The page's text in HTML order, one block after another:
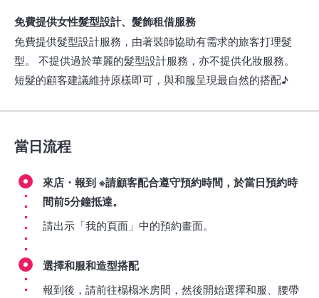
免費提供女性髮型設計、髮飾租借服務
免費提供髮型設計服務，由著裝師協助有需求的旅客打理髮
型。 不提供過於華麗的髮型設計服務，亦不提供化妝服務。
短髮的顧客建議維持原樣即可，與和服呈現最自然的搭配♪
當日流程
來店・報到 ※請顧客配合遵守預約時間，於當日預約時
間前5分鐘抵達。
請出示「我的頁面」中的預約畫面。
選擇和服和造型搭配
報到後，請前往榻榻米房間，然後開始選擇和服、腰帶